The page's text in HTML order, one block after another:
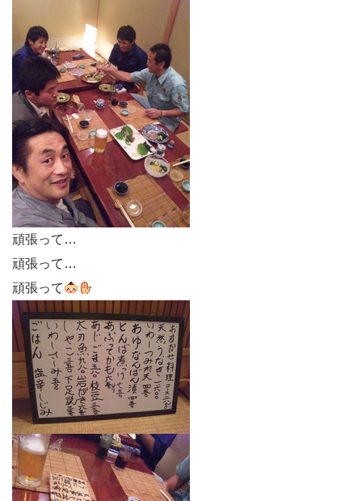
頑張って…
頑張って…
頑張って